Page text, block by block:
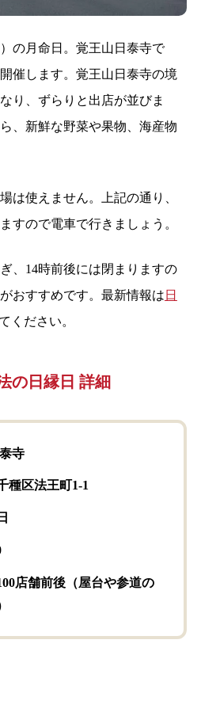
の月命日。覚王山日泰寺で
催します。覚王山日泰寺の境
り、ずらりと出店が並びま
、新鮮な野菜や果物、海産物
は使えません。上記の通り、
すので電車で行きましょう。
、14時前後には閉まりますの
おすすめです。最新情報は 日
ください。
の日縁日 詳細
寺
種区法王町1-1
店舗前後（屋台や参道の